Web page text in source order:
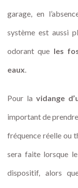
garage, en
système est aussi
odorant que les
eaux
Pour lavidange
important de
fréquence réelle ou
sera faite lorsque
dispositif, alors